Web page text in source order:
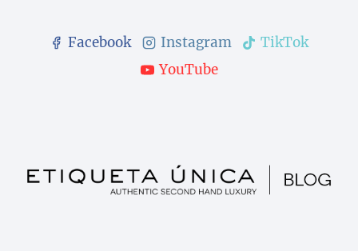
Facebook Instagram
TikTok
YouTube